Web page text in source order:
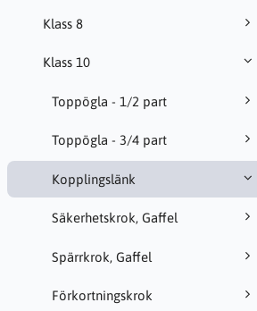
Klass 8
Klass 10
Toppögla - 1/2 part
Toppögla - 3/4 part
Kopplingslänk
Säkerhetskrok, Gaffel
Spärrkrok, Gaffel
Förkortningskrok